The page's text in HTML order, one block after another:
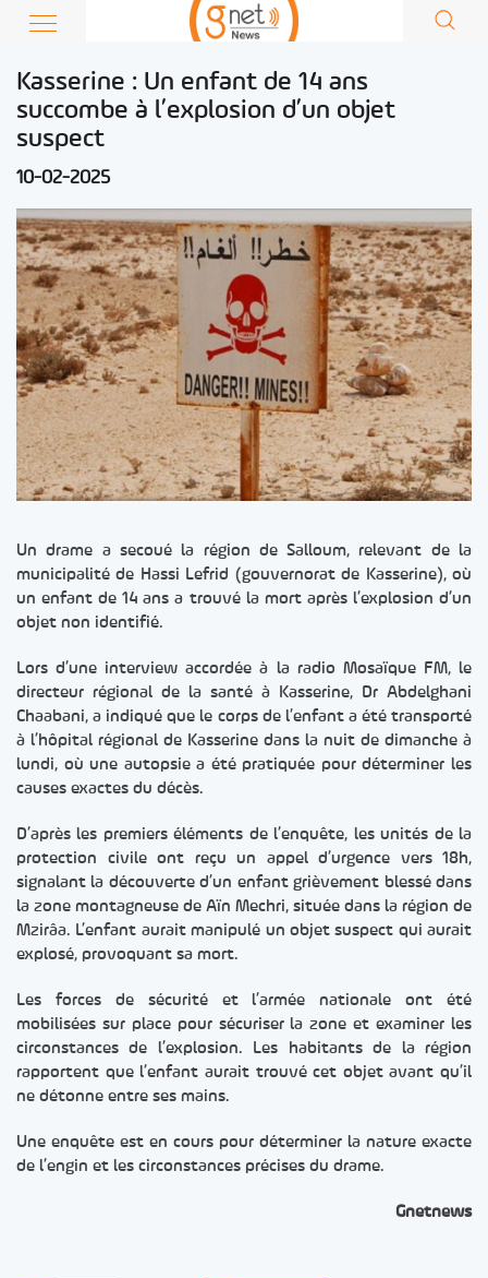
Kasserine : Un enfant de 14 ans
succombe à l’explosion d’un objet
suspect
10-02-2025
Un drame a secoué la région de Salloum, relevant de la
municipalité de Hassi Lefrid (gouvernorat de Kasserine), où
un enfant de 14 ans a trouvé la mort après l’explosion d’un
objet non identifié.
Lors d’une interview accordée à la radio Mosaïque FM, le
directeur régional de la santé à Kasserine, Dr Abdelghani
Chaabani, a indiqué que le corps de l’enfant a été transporté
à l’hôpital régional de Kasserine dans la nuit de dimanche à
lundi, où une autopsie a été pratiquée pour déterminer les
causes exactes du décès.
D’après les premiers éléments de l’enquête, les unités de la
protection civile ont reçu un appel d’urgence vers 18h,
signalant la découverte d’un enfant grièvement blessé dans
la zone montagneuse de Aïn Mechri, située dans la région de
Mzirâa. L’enfant aurait manipulé un objet suspect qui aurait
explosé, provoquant sa mort.
Les forces de sécurité et l’armée nationale ont été
mobilisées sur place pour sécuriser la zone et examiner les
circonstances de l’explosion. Les habitants de la région
rapportent que l’enfant aurait trouvé cet objet avant qu’il
ne détonne entre ses mains.
Une enquête est en cours pour déterminer la nature exacte
de l’engin et les circonstances précises du drame.
Gnetnews